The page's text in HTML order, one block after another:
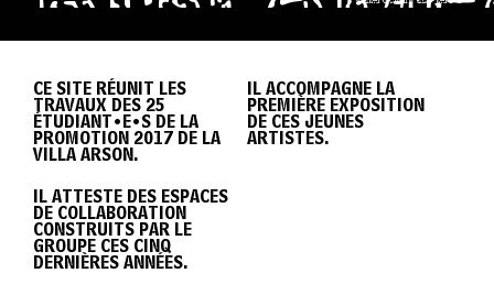
VILLA
ARSON
CE SITE RÉUNIT LES
TRAVAUX DES 25
ÉTUDIANT•E•S DE LA
PROMOTION 2017 DE LA
VILLA ARSON.
IL ACCOMPAGNE LA
PREMIÈRE EXPOSITION
DE CES JEUNES
ARTISTES.
IL ATTESTE DES ESPACES
DE COLLABORATION
CONSTRUITS PAR LE
GROUPE CES CINQ
DERNIÈRES ANNÉES.